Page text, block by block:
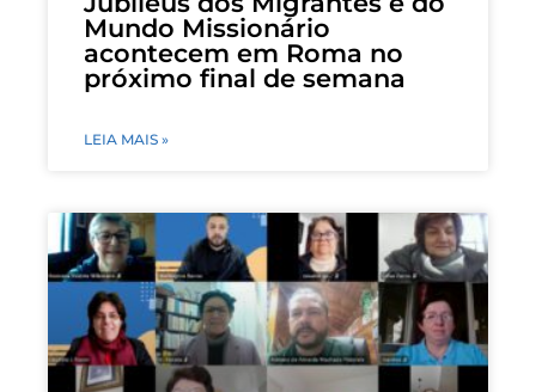
Mundo Missionário
acontecem em Roma no
próximo final de semana
LEIA MAIS »